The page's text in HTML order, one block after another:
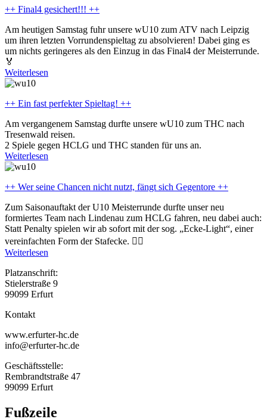
++ Final4 gesichert!!! ++
Am heutigen Samstag fuhr unsere wU10 zum ATV nach Leipzig
um ihren letzten Vorrundenspieltag zu absolvieren! Dabei ging es
um nichts geringeres als den Einzug in das Final4 der Meisterrunde.
🏅
Weiterlesen
++ Ein fast perfekter Spieltag! ++
Am vergangenem Samstag durfte unsere wU10 zum THC nach
Tresenwald reisen.
2 Spiele gegen HCLG und THC standen für uns an.
Weiterlesen
++ Wer seine Chancen nicht nutzt, fängt sich Gegentore ++
Zum Saisonauftakt der U10 Meisterrunde durfte unser neu
formiertes Team nach Lindenau zum HCLG fahren, neu dabei auch:
Statt Penalty spielen wir ab sofort mit der sog. „Ecke-Light“, einer
vereinfachten Form der Stafecke. ☝🏻
Weiterlesen
Platzanschrift:
Stielerstraße 9
99099 Erfurt
Kontakt
www.erfurter-hc.de
info@erfurter-hc.de
Geschäftsstelle:
Rembrandtstraße 47
99099 Erfurt
Fußzeile